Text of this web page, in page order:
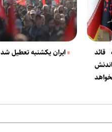
قائد
ایران یکشنبه تعطیل شد